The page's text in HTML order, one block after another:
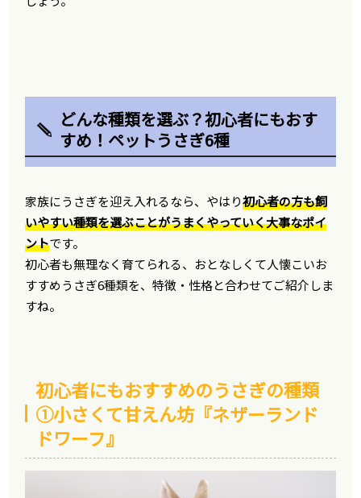
どんな種類を選ぶ？初心者にもおす
すめ！ペットうさぎ6種
家族にうさぎを迎え入れるなら、やはり初心者の方も飼
いやすい種類を選ぶことがうまくやっていく大事なポイ
ントです。
初心者も無理なく育てられる、おとなしくて人懐こいお
すすめうさぎ6種類を、特徴・性格と合わせてご紹介しま
すね。
初心者にもおすすめのうさぎの種類
①小さくて甘えん坊『ネザーランド
ドワーフ』